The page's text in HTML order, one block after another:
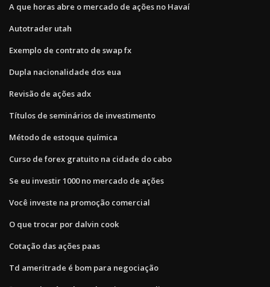
A que horas abre o mercado de ações no Havaí
Autotrader utah
Exemplo de contrato de swap fx
Dupla nacionalidade dos eua
Revisão de ações adx
Títulos de seminários de investimento
Método de estoque química
Curso de forex gratuito na cidade do cabo
Se eu investir 1000 no mercado de ações
Você investe na promoção comercial
O que trocar por dalvin cook
Cotação das ações paas
Td ameritrade é bom para negociação